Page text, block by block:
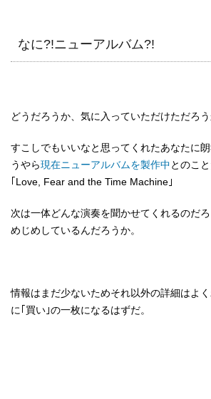
なに?!ニューアルバム?!
どうだろうか、気に入っていただけただろう
すこしでもいいなと思ってくれたあなたに
うやら現在ニューアルバムを製作中とのこ
｢Love, Fear and the Time Machine｣
次は一体どんな演奏を聞かせてくれるのだ
めじめしているんだろうか。
情報はまだ少ないためそれ以外の詳細はよ
に｢買い｣の一枚になるはずだ。